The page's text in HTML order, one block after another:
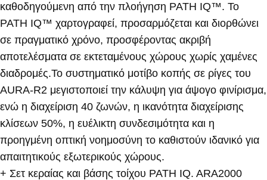
καθοδηγούμενη από την πλοήγηση PATH IQ™. Το
PATH IQ™ χαρτογραφεί, προσαρμόζεται και διορθώνει
σε πραγματικό χρόνο, προσφέροντας ακριβή
αποτελέσματα σε εκτεταμένους χώρους χωρίς χαμένες
διαδρομές.Το συστηματικό μοτίβο κοπής σε ρίγες του
AURA-R2 μεγιστοποιεί την κάλυψη για άψογο φινίρισμα,
ενώ η διαχείριση 40 ζωνών, η ικανότητα διαχείρισης
κλίσεων 50%, η ευέλικτη συνδεσιμότητα και η
προηγμένη οπτική νοημοσύνη το καθιστούν ιδανικό για
απαιτητικούς εξωτερικούς χώρους.
+ Σετ κεραίας και βάσης τοίχου PATH IQ. ARA2000